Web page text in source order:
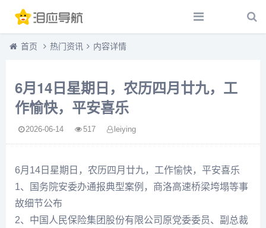
首页 热门资讯 内容详情
6月14日星期日，农历四月廿九，工
作愉快，平安喜乐
2026-06-14 517 leiying
6月14日星期日，农历四月廿九，工作愉快，平安喜乐
1、国务院安委办通报典型案例，商洛高速桥梁垮塌等事
故细节公布
2、中国人民保险集团股份有限公司原党委委员、副总裁